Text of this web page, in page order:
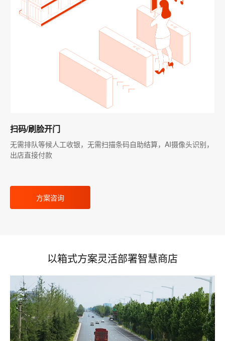
扫码/刷脸开门
无需排队等候人工收银，无需扫描条码自助结算，AI摄像头识别，
出店直接付款
方案咨询
以箱式方案灵活部署智慧商店